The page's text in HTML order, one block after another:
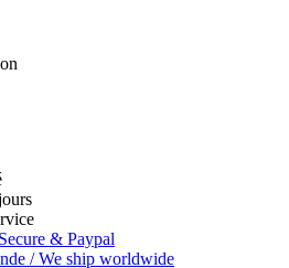
& Paypal
/ We ship worldwide